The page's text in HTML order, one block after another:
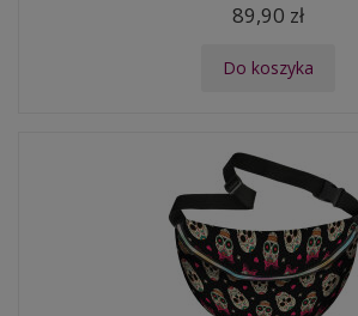
89,90 zł
Do koszyka